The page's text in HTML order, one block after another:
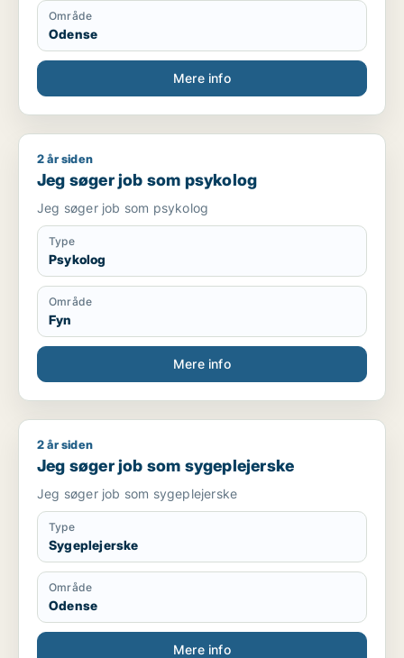
Område
Odense
Mere info
Jeg søger job som psykolog
2 år siden
Jeg søger job som psykolog
Jeg søger job som psykolog
Type
Psykolog
Område
Fyn
Mere info
Jeg søger job som sygeplejerske
2 år siden
Jeg søger job som sygeplejerske
Jeg søger job som sygeplejerske
Type
Sygeplejerske
Område
Odense
Mere info